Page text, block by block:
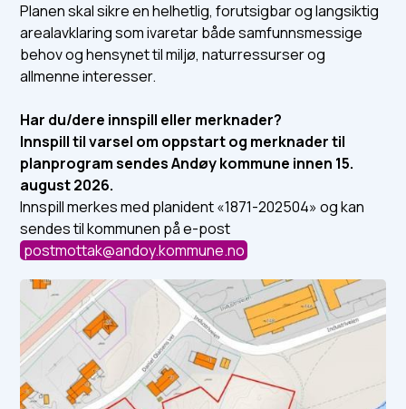
Planen skal sikre en helhetlig, forutsigbar og langsiktig
arealavklaring som ivaretar både samfunnsmessige
behov og hensynet til miljø, naturressurser og
allmenne interesser.
Har du/dere innspill eller merknader?
Innspill til varsel om oppstart og merknader til
planprogram sendes Andøy kommune innen 15.
august 2026.
Innspill merkes med planident «1871-202504» og kan
sendes til kommunen på e-post
postmottak@andoy.kommune.no